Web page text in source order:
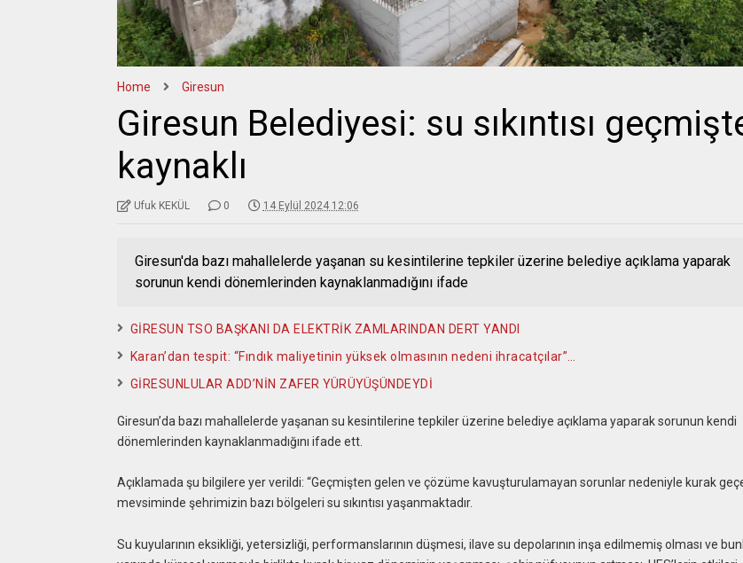
Home Giresun
Giresun Belediyesi: su sıkıntısı
kaynaklı
Ufuk KEKÜL 0 14 Eylül 2024 12:06
Giresun'da bazı mahallelerde yaşanan su kesintilerine tepkiler üzerine belediye açıklama yaparak
sorunun kendi dönemlerinden kaynaklanmadığını ifade
GİRESUN TSO BAŞKANI DA ELEKTRİK ZAMLARINDAN DERT YANDI
Karan’dan tespit: “Fındık maliyetinin yüksek olmasının nedeni ihracatçılar”…
GİRESUNLULAR ADD’NİN ZAFER YÜRÜYÜŞÜNDEYDİ
Giresun’da bazı mahallelerde yaşanan su kesintilerine tepkiler üzerine belediye açıklama yaparak sorunun kendi
dönemlerinden kaynaklanmadığını ifade ett.
Açıklamada şu bilgilere yer verildi: “Geçmişten gelen ve çözüme kavuşturulamayan sorunlar nedeniyle kurak
mevsiminde şehrimizin bazı bölgeleri su sıkıntısı yaşanmaktadır.
Su kuyularının eksikliği, yetersizliği, performanslarının düşmesi, ilave su depolarının inşa edilmemiş olması ve